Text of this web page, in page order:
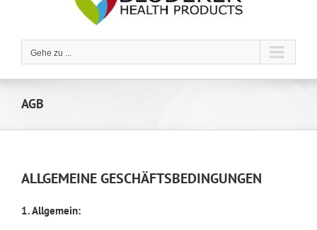
Gehe zu ...
AGB
ALLGEMEINE GESCHÄFTSBEDINGUNGEN
1. Allgemein: